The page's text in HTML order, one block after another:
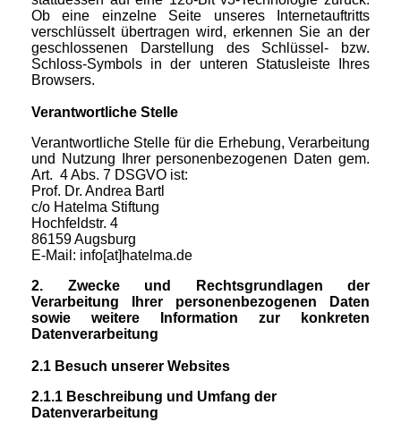
Ob eine einzelne Seite unseres Internetauftritts
verschlüsselt übertragen wird, erkennen Sie an der
geschlossenen Darstellung des Schlüssel- bzw.
Schloss-Symbols in der unteren Statusleiste Ihres
Browsers.
Verantwortliche Stelle
Verantwortliche Stelle für die Erhebung, Verarbeitung
und Nutzung Ihrer personenbezogenen Daten gem.
Art. 4 Abs. 7 DSGVO ist:
Prof. Dr. Andrea Bartl
c/o Hatelma Stiftung
Hochfeldstr. 4
86159 Augsburg
E-Mail: info[at]hatelma.de
2. Zwecke und Rechtsgrundlagen der
Verarbeitung Ihrer personenbezogenen Daten
sowie weitere Information zur konkreten
Datenverarbeitung
2.1 Besuch unserer Websites
2.1.1 Beschreibung und Umfang der
Datenverarbeitung